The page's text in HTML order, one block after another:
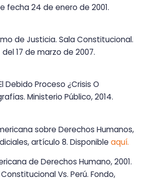
fecha 24 de enero de 2001.
de Justicia. Sala Constitucional.
17 de marzo de 2007.
Debido Proceso ¿Crisis O
Ministerio Público, 2014.
sobre Derechos Humanos,
artículo 8. Disponible aquí.
de Derechos Humano, 2001.
Vs. Perú. Fondo,